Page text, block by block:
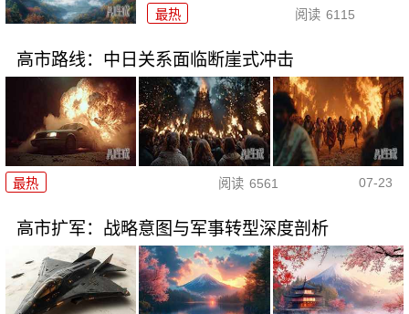
最热 阅读 6115
高市路线：中日关系面临断崖式冲击
最热 阅读 6561 07-23
高市扩军：战略意图与军事转型深度剖析